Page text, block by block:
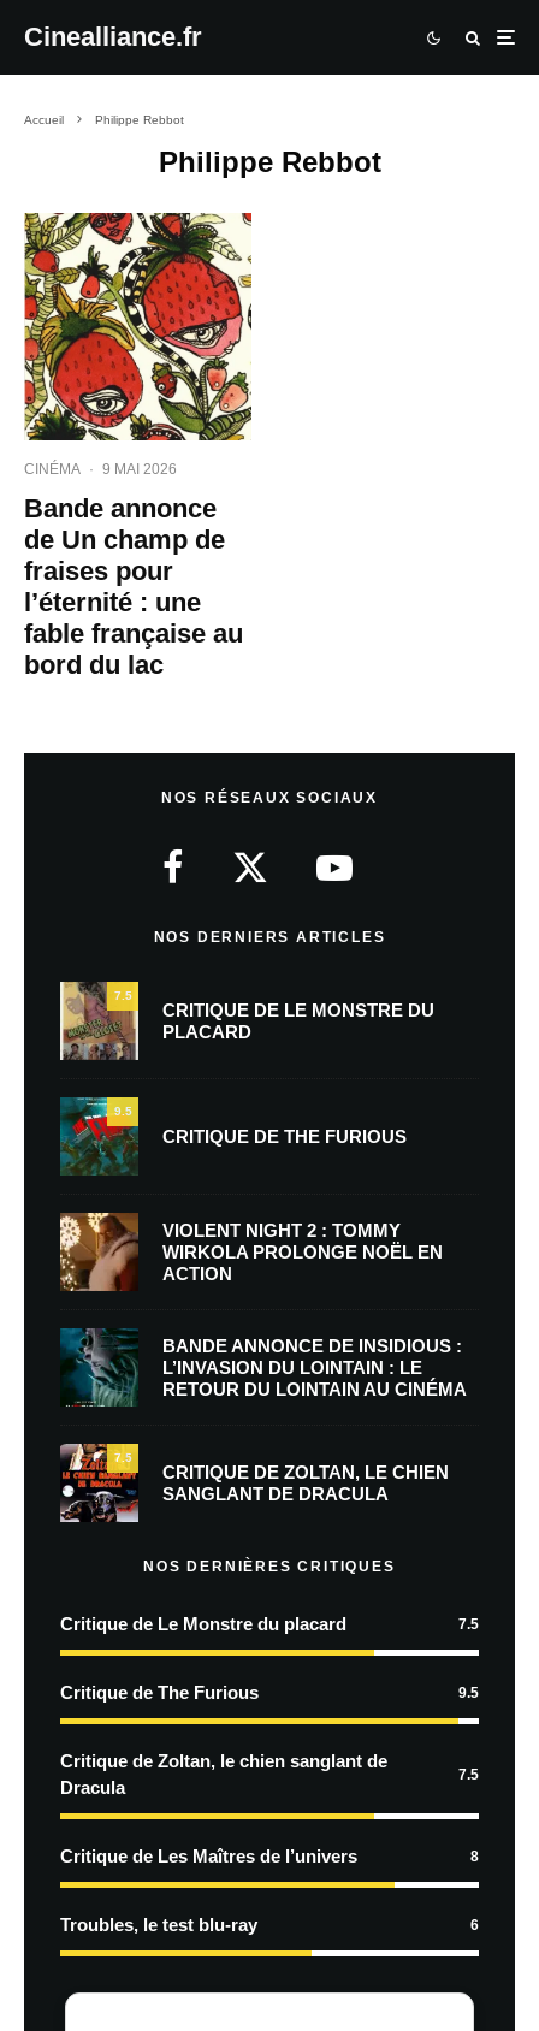
Cinealliance.fr
Accueil Philippe Rebbot
Philippe Rebbot
CINÉMA · 9 MAI 2026
Bande annonce
de Un champ de
fraises pour
l’éternité : une
fable française au
bord du lac
NOS RÉSEAUX SOCIAUX
NOS DERNIERS ARTICLES
7.5
CRITIQUE DE LE MONSTRE DU
PLACARD
9.5
CRITIQUE DE THE FURIOUS
VIOLENT NIGHT 2 : TOMMY
WIRKOLA PROLONGE NOËL EN
ACTION
BANDE ANNONCE DE INSIDIOUS :
L’INVASION DU LOINTAIN : LE
RETOUR DU LOINTAIN AU CINÉMA
7.5
CRITIQUE DE ZOLTAN, LE CHIEN
SANGLANT DE DRACULA
NOS DERNIÈRES CRITIQUES
Critique de Le Monstre du placard 7.5
Critique de The Furious 9.5
Critique de Zoltan, le chien sanglant de
Dracula
7.5
Critique de Les Maîtres de l’univers 8
Troubles, le test blu-ray 6